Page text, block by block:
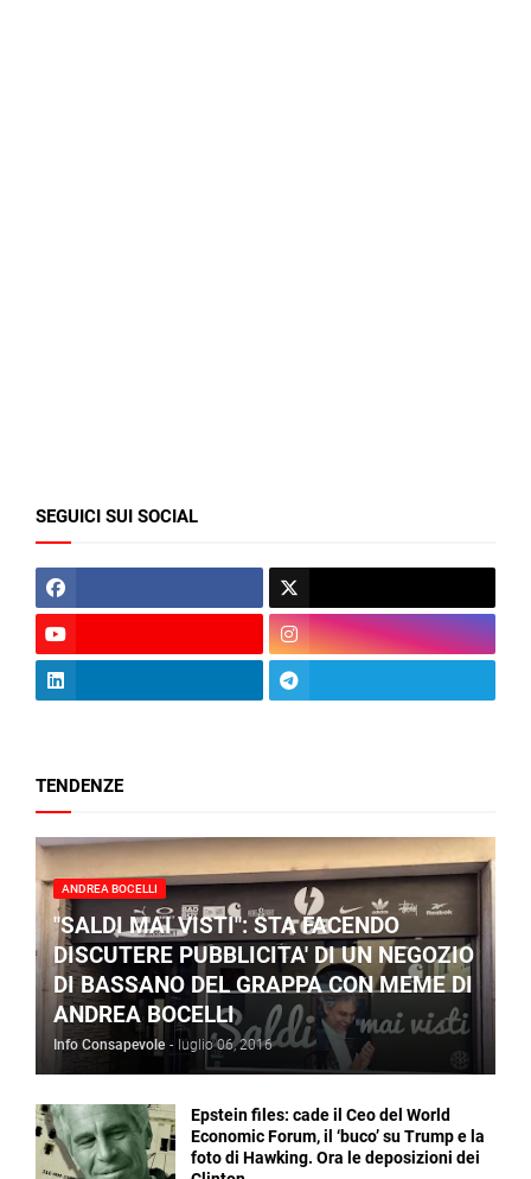
SEGUICI SUI SOCIAL
TENDENZE
ANDREA BOCELLI
"SALDI MAI VISTI": STA FACENDO
DISCUTERE PUBBLICITA' DI UN NEGOZIO
DI BASSANO DEL GRAPPA CON MEME DI
ANDREA BOCELLI
Info Consapevole - luglio 06, 2016
Epstein files: cade il Ceo del World
Economic Forum, il ‘buco’ su Trump e la
foto di Hawking. Ora le deposizioni dei